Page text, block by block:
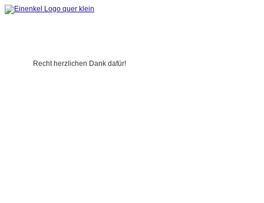
Recht herzlichen Dank dafür!